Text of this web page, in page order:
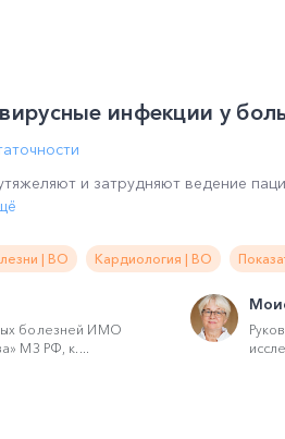
инфекции у
и затрудняют ведение
| ВО Кардиология | ВО
болезней ИМО
МЗ РФ, к....